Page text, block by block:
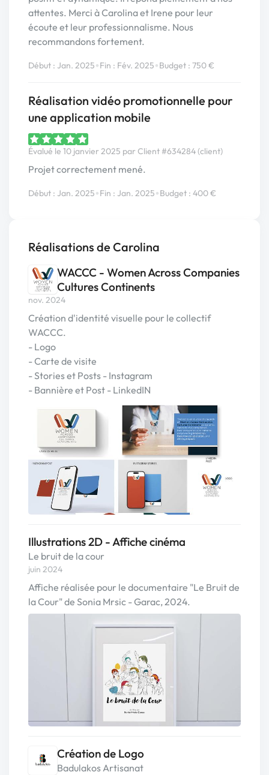
attentes. Merci à Carolina et Irene pour leur
écoute et leur professionnalisme. Nous
recommandons fortement.
Début : Jan. 2025•Fin : Fév. 2025•Budget : 750 €
Réalisation vidéo promotionnelle pour
une application mobile
Évalué le 10 janvier 2025 par Client #634284 (client)
Projet correctement mené.
Début : Jan. 2025•Fin : Jan. 2025•Budget : 400 €
Réalisations de Carolina
WACCC - Women Across Companies
Cultures Continents
nov. 2024
Création d'identité visuelle pour le collectif
WACCC.
- Logo
- Carte de visite
- Stories et Posts - Instagram
- Bannière et Post - LinkedIN
Illustrations 2D - Affiche cinéma
Le bruit de la cour
juin 2024
Affiche réalisée pour le documentaire "Le Bruit de
la Cour" de Sonia Mrsic - Garac, 2024.
Création de Logo
Badulakos Artisanat